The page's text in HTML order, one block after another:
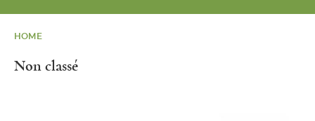
HOME
Non classé